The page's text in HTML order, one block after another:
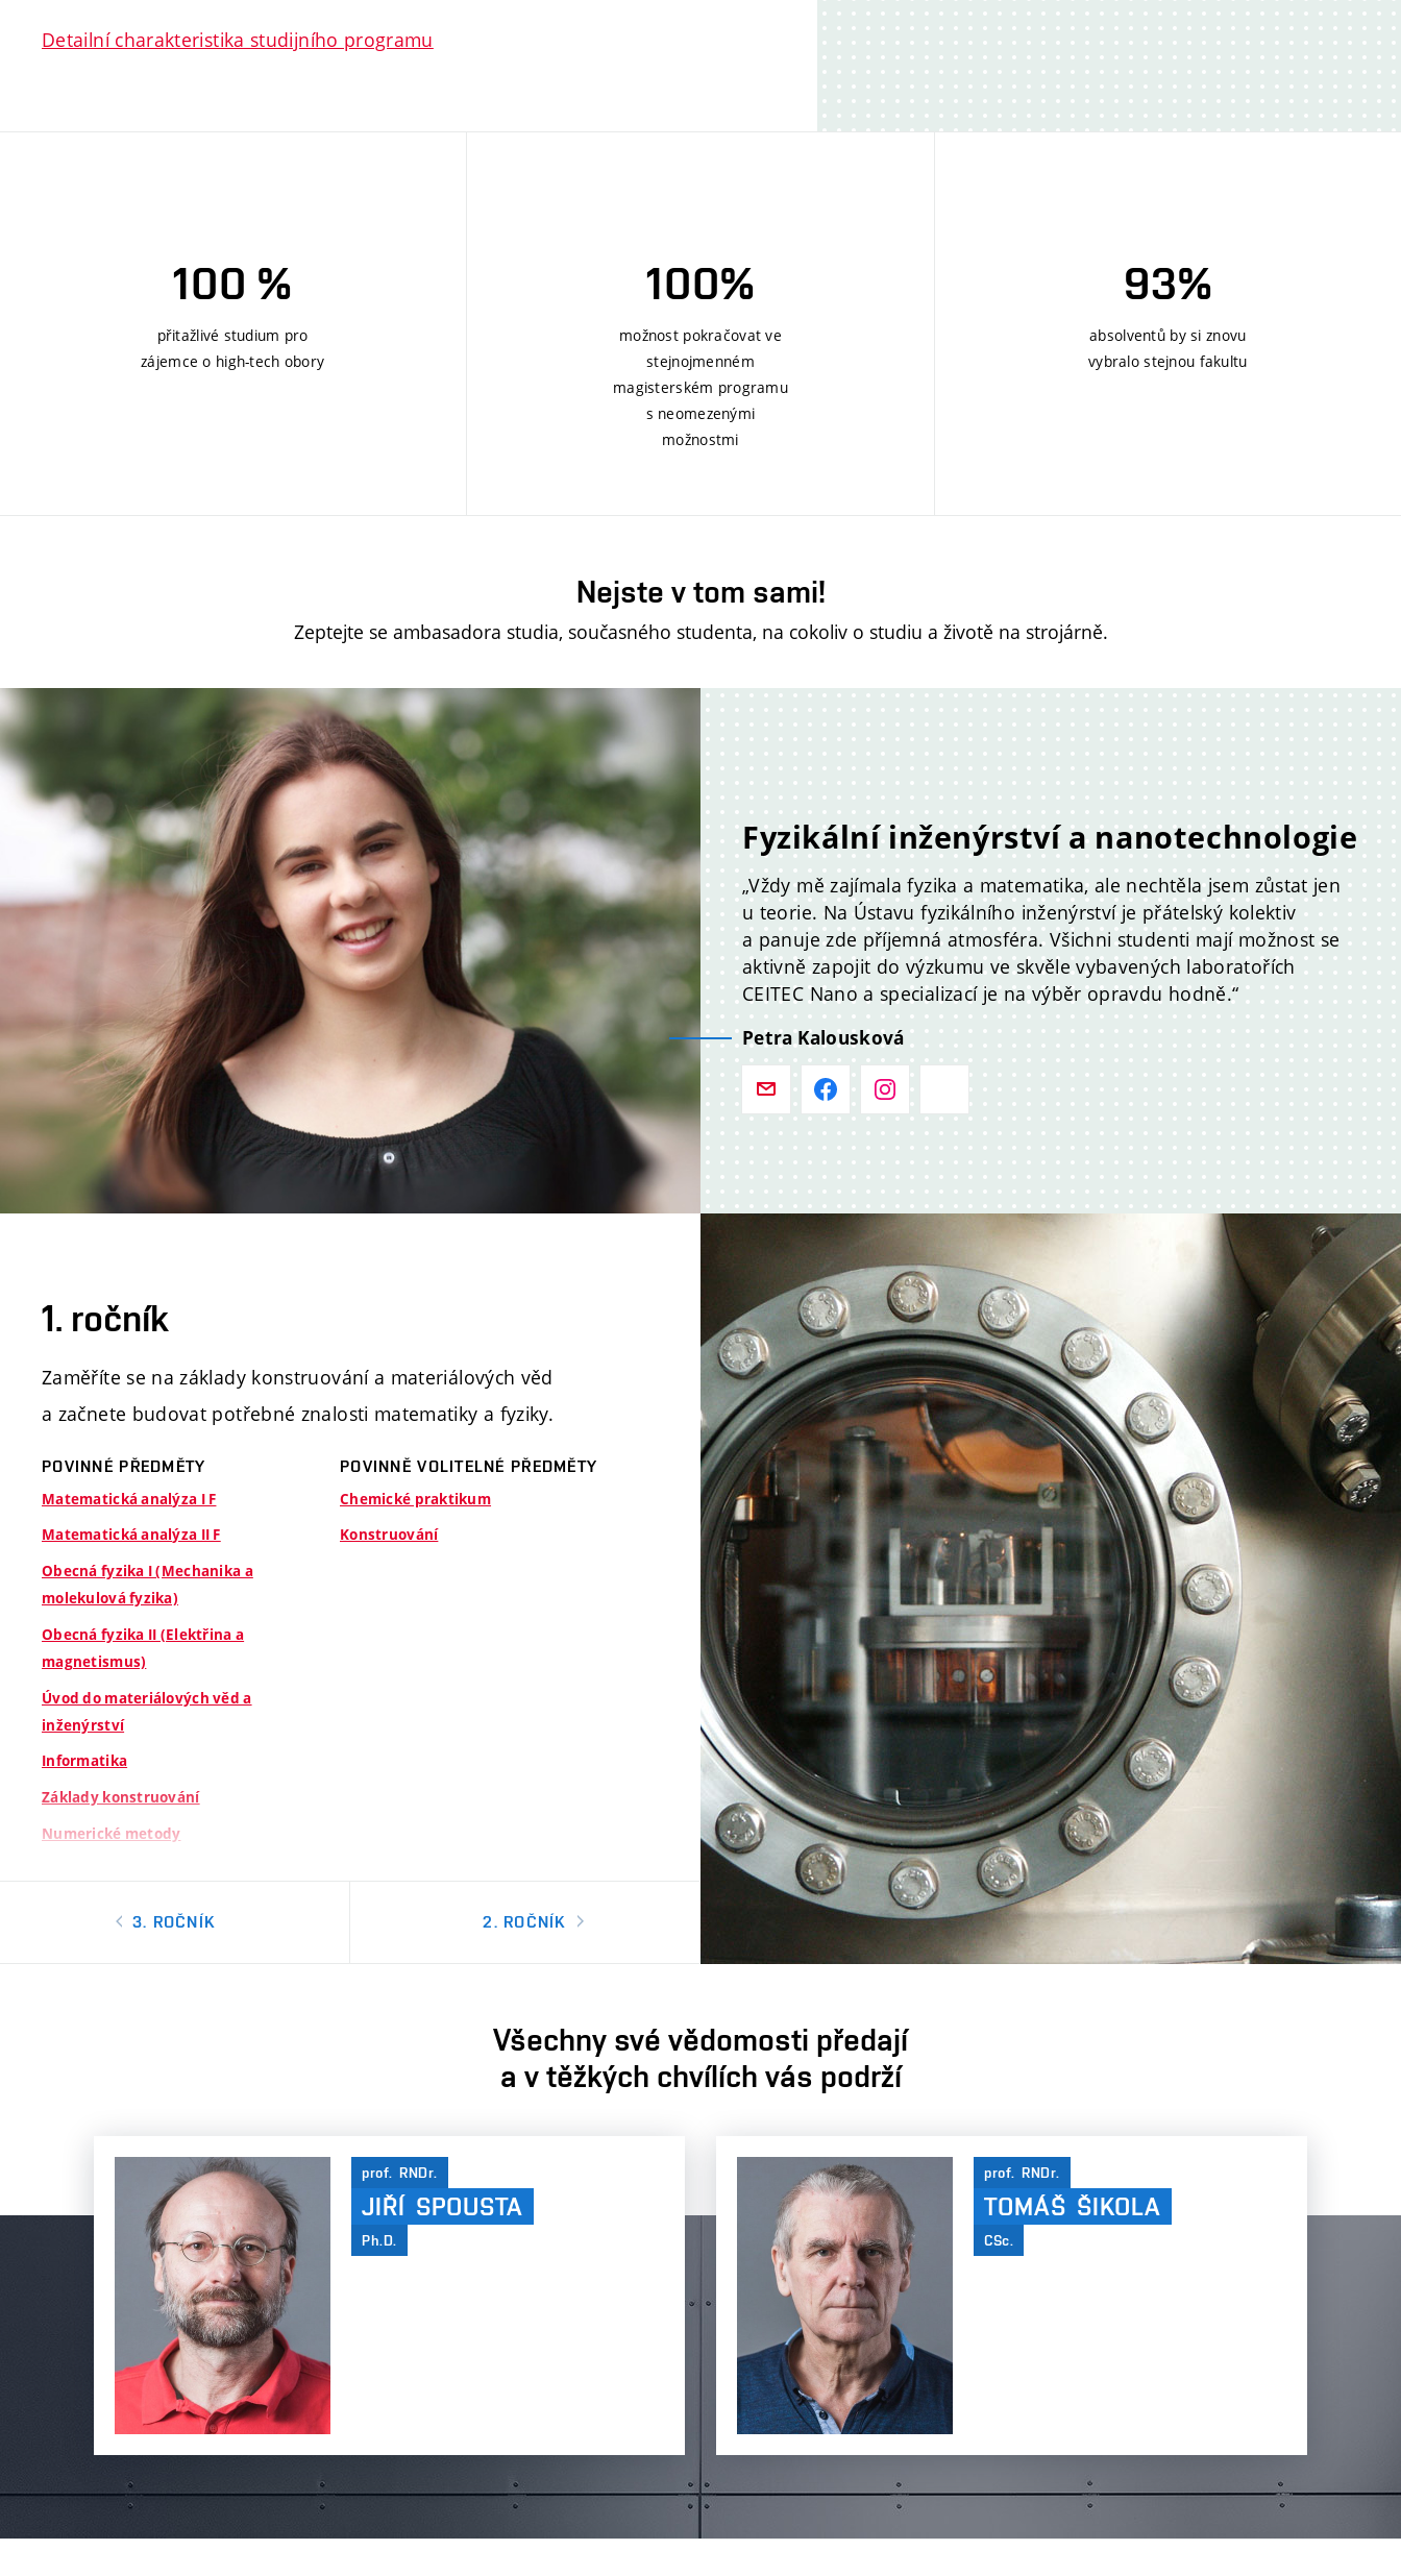
Detailní charakteristika studijního programu
100 %
přitažlivé studium pro
zájemce o high-tech obory
100%
možnost pokračovat ve
stejnojmenném
magisterském programu
s neomezenými
možnostmi
93%
absolventů by si znovu
vybralo stejnou fakultu
Nejste v tom sami!
Zeptejte se ambasadora studia, současného studenta, na cokoliv o studiu a životě na strojárně.
Fyzikální inženýrství a nanotechnologie
„Vždy mě zajímala fyzika a matematika, ale nechtěla jsem zůstat jen
u teorie. Na Ústavu fyzikálního inženýrství je přátelský kolektiv
a panuje zde příjemná atmosféra. Všichni studenti mají možnost se
aktivně zapojit do výzkumu ve skvěle vybavených laboratořích
CEITEC Nano a specializací je na výběr opravdu hodně.“
Petra Kalousková
1. ročník
Zaměříte se na základy konstruování a materiálových věd
a začnete budovat potřebné znalosti matematiky a fyziky.
POVINNÉ PŘEDMĚTY
Matematická analýza I F
Matematická analýza II F
Obecná fyzika I (Mechanika a
molekulová fyzika)
Obecná fyzika II (Elektřina a
magnetismus)
Úvod do materiálových věd a
inženýrství
Informatika
Základy konstruování
Numerické metody
POVINNĚ VOLITELNÉ PŘEDMĚTY
Chemické praktikum
Konstruování
3. ROČNÍK 2. ROČNÍK
Všechny své vědomosti předají
a v těžkých chvílích vás podrží
prof. RNDr.
JIŘÍ SPOUSTA
Ph.D.
prof. RNDr.
TOMÁŠ ŠIKOLA
CSc.